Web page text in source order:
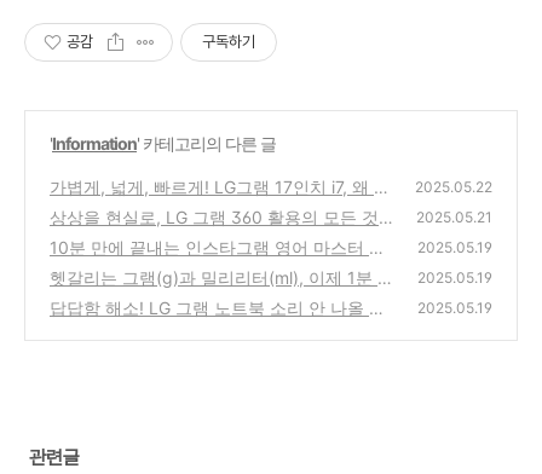
공감 구독하기
'Information' 카테고리의 다른 글
가볍게, 넓게, 빠르게! LG그램 17인치 i7, 왜 지
금 당신에게 필요할까?
(0)
2025.05.22
상상을 현실로, LG 그램 360 활용의 모든 것!
(0)
2025.05.21
10분 만에 끝내는 인스타그램 영어 마스터 비
법: 팔로워를 사로잡는 쉬운 영어 표현
(0)
2025.05.19
헷갈리는 그램(g)과 밀리리터(ml), 이제 1분 만
에 완벽하게 이해하세
(0)
2025.05.19
답답함 해소! LG 그램 노트북 소리 안 나올 때
2025.05.19
관련글